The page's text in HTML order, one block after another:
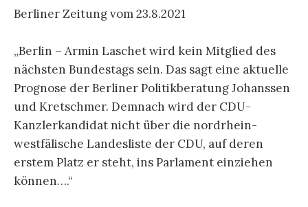
Berliner Zeitung vom 23.8.2021
„Berlin – Armin Laschet wird kein Mitglied des
nächsten Bundestags sein. Das sagt eine aktuelle
Prognose der Berliner Politikberatung Johanssen
und Kretschmer. Demnach wird der CDU-
Kanzlerkandidat nicht über die nordrhein-
westfälische Landesliste der CDU, auf deren
erstem Platz er steht, ins Parlament einziehen
können….“